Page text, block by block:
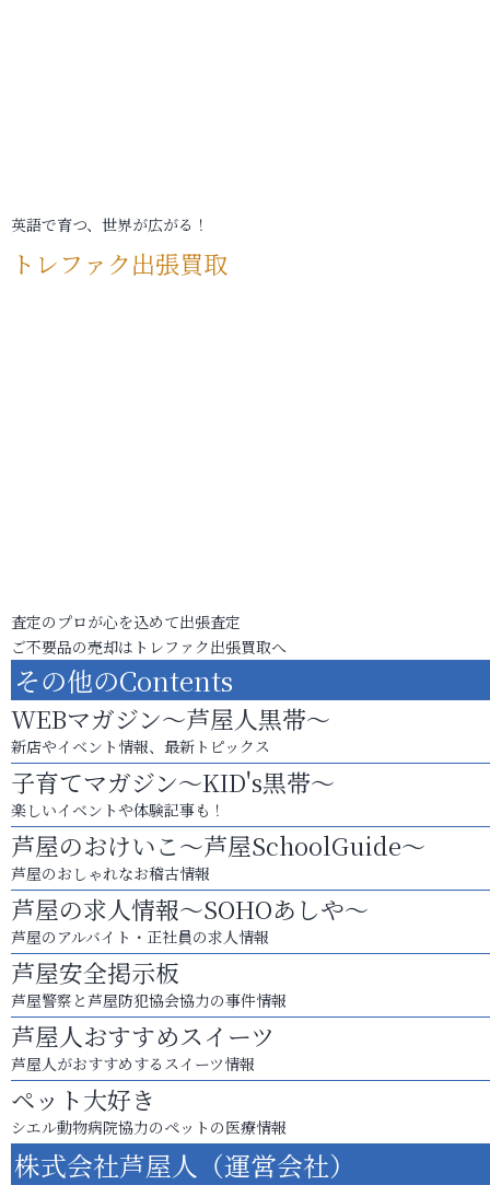
英語で育つ、世界が広がる！
トレファク出張買取
査定のプロが心を込めて出張査定
ご不要品の売却はトレファク出張買取へ
その他のContents
WEBマガジン～芦屋人黒帯～
新店やイベント情報、最新トピックス
子育てマガジン～KID's黒帯～
楽しいイベントや体験記事も！
芦屋のおけいこ～芦屋SchoolGuide～
芦屋のおしゃれなお稽古情報
芦屋の求人情報～SOHOあしや～
芦屋のアルバイト・正社員の求人情報
芦屋安全掲示板
芦屋警察と芦屋防犯協会協力の事件情報
芦屋人おすすめスイーツ
芦屋人がおすすめするスイーツ情報
ペット大好き
シエル動物病院協力のペットの医療情報
株式会社芦屋人（運営会社）